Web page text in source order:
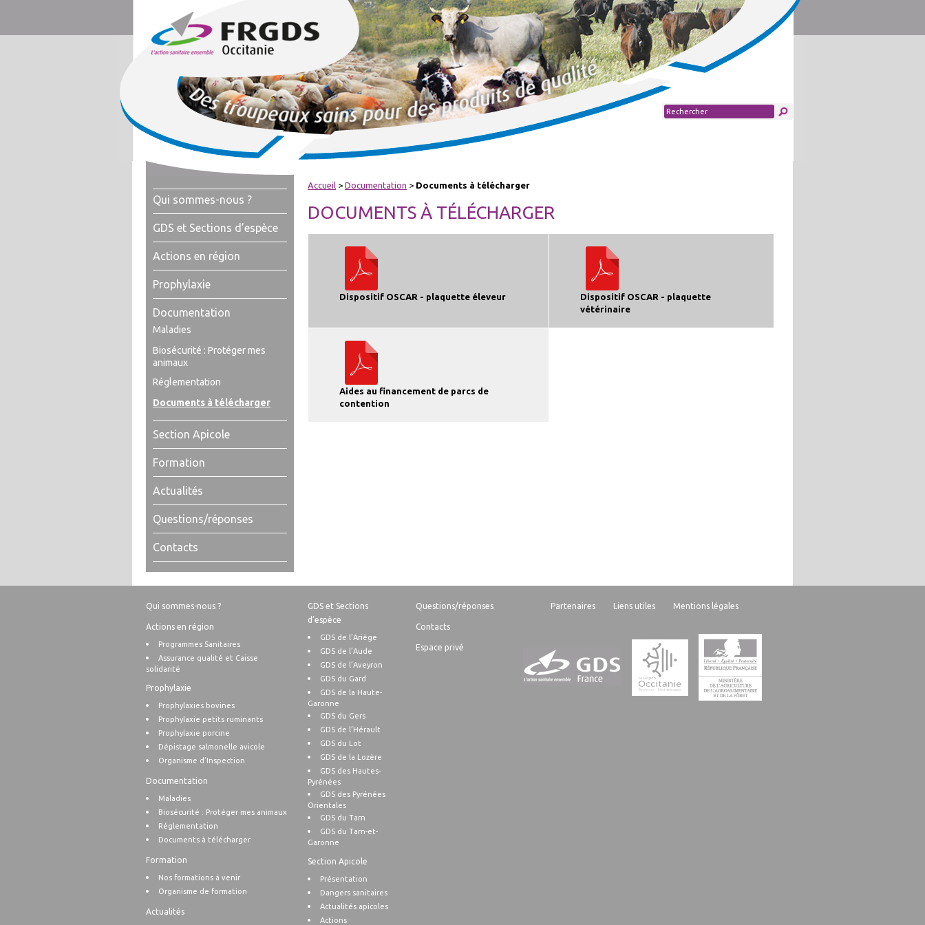
Qui sommes-nous ?
GDS et Sections d’espèce
Actions en région
Prophylaxie
Documentation
Maladies
Biosécurité : Protéger mes
animaux
Réglementation
Documents à télécharger
Section Apicole
Formation
Actualités
Questions/réponses
Contacts
Accueil > Documentation > Documents à télécharger
DOCUMENTS À TÉLÉCHARGER
Dispositif OSCAR - plaquette éleveur
Dispositif OSCAR - plaquette
vétérinaire
Aides au financement de parcs de
contention
Qui sommes-nous ?
Actions en région
Programmes Sanitaires
Assurance qualité et Caisse
solidarité
Prophylaxie
Prophylaxies bovines
Prophylaxie petits ruminants
Prophylaxie porcine
Dépistage salmonelle avicole
Organisme d’Inspection
Documentation
Maladies
Biosécurité : Protéger mes animaux
Réglementation
Documents à télécharger
Formation
Nos formations à venir
Organisme de formation
Actualités
GDS et Sections
d’espèce
GDS de l’Ariège
GDS de l’Aude
GDS de l’Aveyron
GDS du Gard
GDS de la Haute-
Garonne
GDS du Gers
GDS de l’Hérault
GDS du Lot
GDS de la Lozère
GDS des Hautes-
Pyrénées
GDS des Pyrénées
Orientales
GDS du Tarn
GDS du Tarn-et-
Garonne
Section Apicole
Présentation
Dangers sanitaires
Actualités apicoles
Actions
Questions/réponses
Contacts
Espace privé
Partenaires Liens utiles Mentions légales